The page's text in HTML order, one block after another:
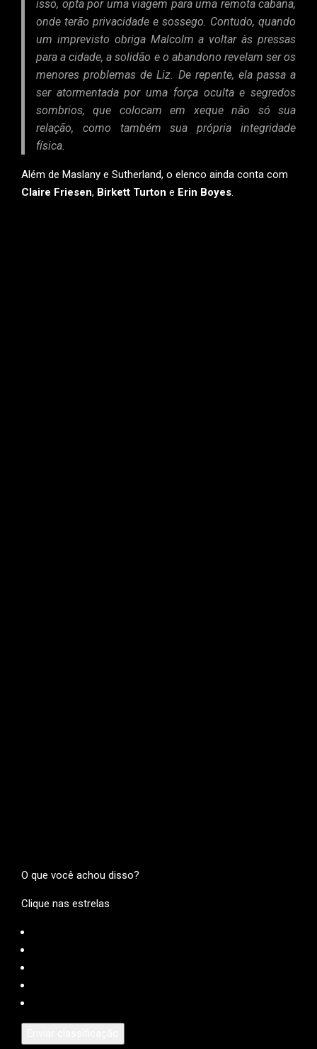
isso, opta por uma viagem para uma remota cabana,
onde terão privacidade e sossego. Contudo, quando
um imprevisto obriga Malcolm a voltar às pressas
para a cidade, a solidão e o abandono revelam ser os
menores problemas de Liz. De repente, ela passa a
ser atormentada por uma força oculta e segredos
sombrios, que colocam em xeque não só sua
relação, como também sua própria integridade
física.
Além de Maslany e Sutherland, o elenco ainda conta com
Claire Friesen, Birkett Turton e Erin Boyes.
O que você achou disso?
Clique nas estrelas